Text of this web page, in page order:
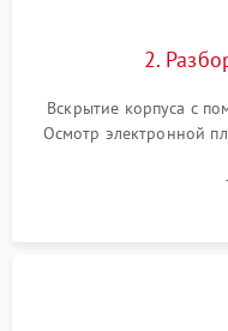
Поломка системы защиты
2.
Вскрытие корпуса с
Осмотр электронной
излучателя, а
уплотнительных